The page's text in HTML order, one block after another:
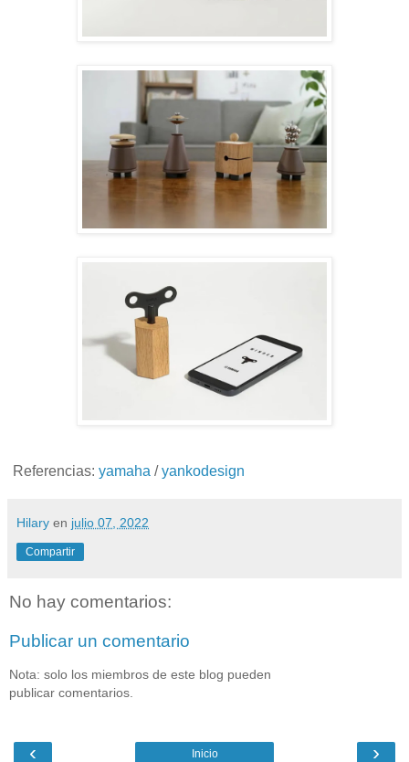
Referencias: yamaha / yankodesign
Hilary en julio 07, 2022
Compartir
No hay comentarios:
Publicar un comentario
Nota: solo los miembros de este blog pueden
publicar comentarios.
‹ ›
Inicio